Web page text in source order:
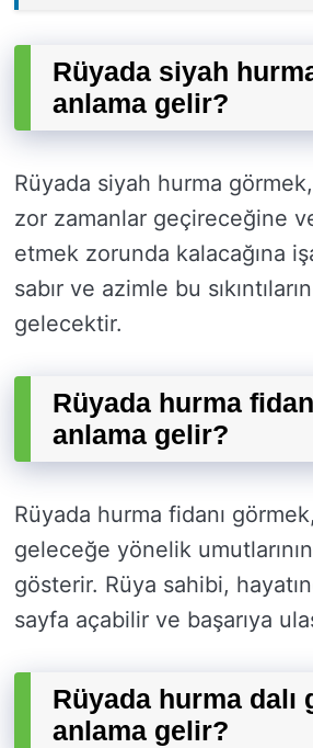
Rüyada siyah
anlama gelir?
Rüyada siyah hurma
zor zamanlar geçireceğine ve
etmek zorunda kalacağına
sabır ve azimle bu
gelecektir.
Rüyada hurma
anlama gelir?
Rüyada hurma fidanı
geleceğe yönelik
gösterir. Rüya sahibi,
sayfa açabilir ve başarıya
Rüyada hurma dalı
anlama gelir?